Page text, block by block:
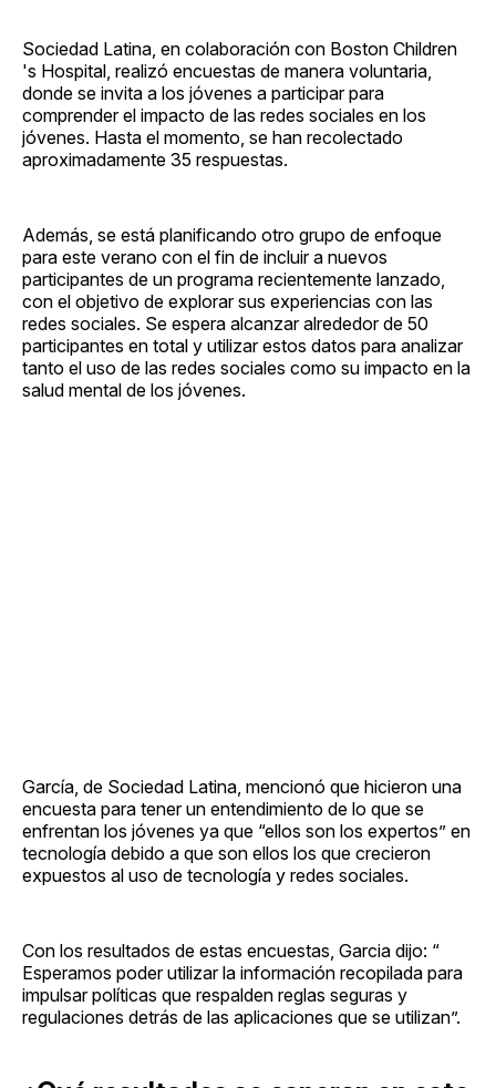
Sociedad Latina, en colaboración con Boston Children
's Hospital, realizó encuestas de manera voluntaria,
donde se invita a los jóvenes a participar para
comprender el impacto de las redes sociales en los
jóvenes. Hasta el momento, se han recolectado
aproximadamente 35 respuestas.
Además, se está planificando otro grupo de enfoque
para este verano con el fin de incluir a nuevos
participantes de un programa recientemente lanzado,
con el objetivo de explorar sus experiencias con las
redes sociales. Se espera alcanzar alrededor de 50
participantes en total y utilizar estos datos para analizar
tanto el uso de las redes sociales como su impacto en la
salud mental de los jóvenes.
García, de Sociedad Latina, mencionó que hicieron una
encuesta para tener un entendimiento de lo que se
enfrentan los jóvenes ya que “ellos son los expertos” en
tecnología debido a que son ellos los que crecieron
expuestos al uso de tecnología y redes sociales.
Con los resultados de estas encuestas, Garcia dijo: “
Esperamos poder utilizar la información recopilada para
impulsar políticas que respalden reglas seguras y
regulaciones detrás de las aplicaciones que se utilizan”.